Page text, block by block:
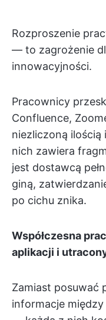
Rozproszenie
— to zagrożenie
innowacyjności.
Pracownicy
Confluence,
niezliczoną
nich zawiera
jest dostawcą
giną,
po cichu znika.
Współczesna
aplikacji i
Zamiast posuwać
informacje